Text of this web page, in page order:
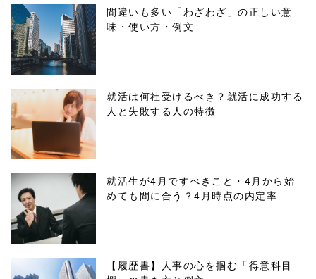
ml/wp-
content/themes
/tapbiz_theme/
parts/sns-
buttons.php on
line10
/1040403"
onclick="windo
w.open(this.hre
f, 'Gwindow',
間違いも多い「わざわざ」の正しい意
味・使い方・例文
就活は何社受けるべき？就活に成功する
人と失敗する人の特徴
就活生が4月ですべきこと・4月から始
めても間に合う？4月時点の内定率
【履歴書】人事の心を掴む「得意科目